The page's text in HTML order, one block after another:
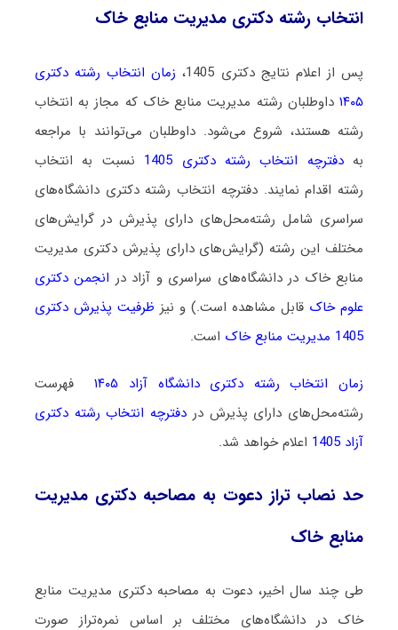
انتخاب رشته دکتری مدیریت منابع خاک
پس از اعلام نتایج دکتری 1405،
زمان انتخاب رشته دکتری
۱۴۰۵داوطلبان رشته مدیریت منابع خاک که مجاز به انتخاب
رشته هستند، شروع می‌شود. داوطلبان می‌توانند با مراجعه
بهدفترچه انتخاب رشته دکتری 1405
نسبت به انتخاب
رشته اقدام نمایند. دفترچه انتخاب رشته دکتری دانشگاه‌های
سراسری شامل رشته‌محل‌های دارای پذیرش در گرایش‌های
مختلف این رشته (گرایش‌های دارای پذیرش دکتری مدیریت
منابع خاک در دانشگاه‌های سراسری و آزاد در انجمن دکتری
علوم خاک قابل مشاهده است.) و نیز ظرفیت پذیرش دکتری
1405 مدیریت منابع خاک
است.
زمان انتخاب رشته دکتری دانشگاه آزاد ۱۴۰۵
فهرست
رشته‌محل‌های دارای پذیرش در دفترچه انتخاب رشته دکتری
آزاد 1405
اعلام خواهد شد.
حد نصاب تراز دعوت به مصاحبه دکتری مدیریت
منابع خاک
طی چند سال اخیر، دعوت به مصاحبه دکتری مدیریت منابع
خاک در دانشگاه‌های مختلف بر اساس نمره‌تراز صورت